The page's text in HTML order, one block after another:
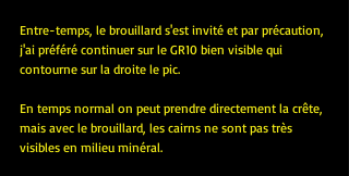
Entre-temps, le brouillard s'est invité et par précaution,
j'ai préféré continuer sur le GR10 bien visible qui
contourne sur la droite le pic.
En temps normal on peut prendre directement la crête,
mais avec le brouillard, les cairns ne sont pas très
visibles en milieu minéral.